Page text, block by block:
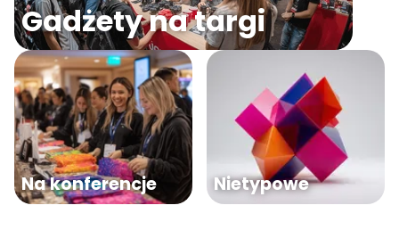
Gadżety na targi
Na konferencje Nietypowe